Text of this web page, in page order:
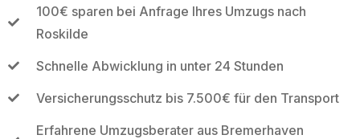
100€ sparen bei Anfrage Ihres Umzugs nach
Roskilde
Schnelle Abwicklung in unter 24 Stunden
Versicherungsschutz bis 7.500€ für den Transport
Erfahrene Umzugsberater aus Bremerhaven